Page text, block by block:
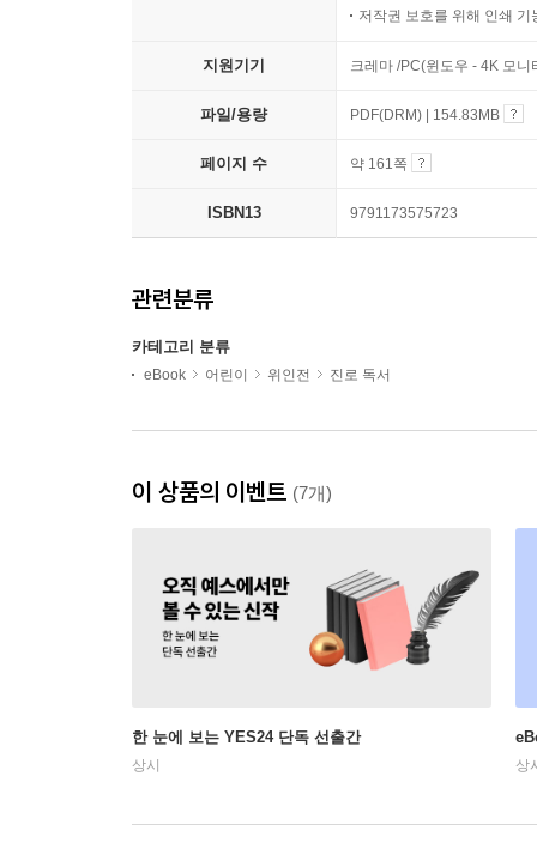
저작권 보호를 위해 인쇄 기
지원기기 크레마 /PC(윈도우 - 4K 모
파일/용량 PDF(DRM) | 154.83MB
페이지 수 약 161쪽
ISBN13 9791173575723
관련분류
카테고리 분류
eBook 어린이 위인전 진로 독서
이 상품의 이벤트 (7개)
한 눈에 보는 YES24 단독 선출간
상시 상